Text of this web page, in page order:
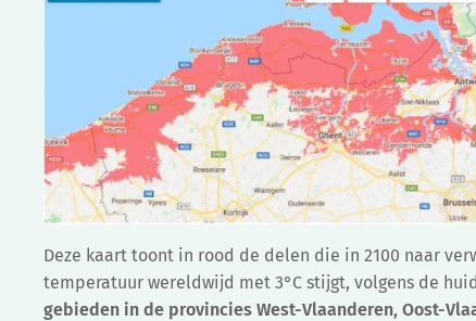
Deze kaart toont in rood de delen die in 2100 naar
temperatuur wereldwijd met 3°C stijgt, volgens de
gebieden in de provincies West-Vlaanderen, Oost-